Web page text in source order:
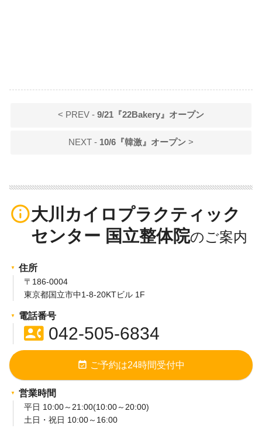
< PREV - 9/21『22Bakery』オープン
NEXT - 10/6『韓激』オープン >
info_outline大川カイロプラクティック
センター 国立整体院
住所
〒186-0004
東京都国立市中1-8-20KTビル 1F
電話番号
contact_phone042-505-6834
event_available ご予約は24時間受付中
営業時間
平日 10:00～21:00(10:00～20:00)
土日・祝日 10:00～16:00